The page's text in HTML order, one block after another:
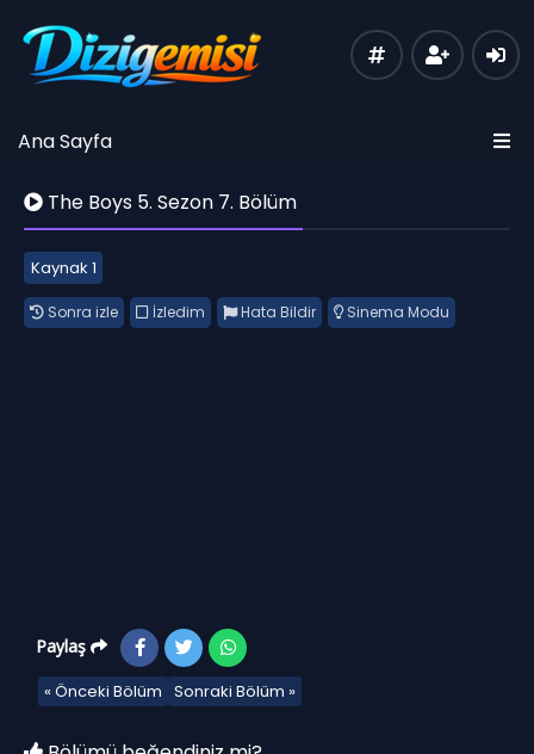
Ana Sayfa
The Boys 5. Sezon 7. Bölüm
Kaynak 1
Sonra izle İzledim Hata Bildir Sinema Modu
Paylaş
« Önceki Bölüm Sonraki Bölüm »